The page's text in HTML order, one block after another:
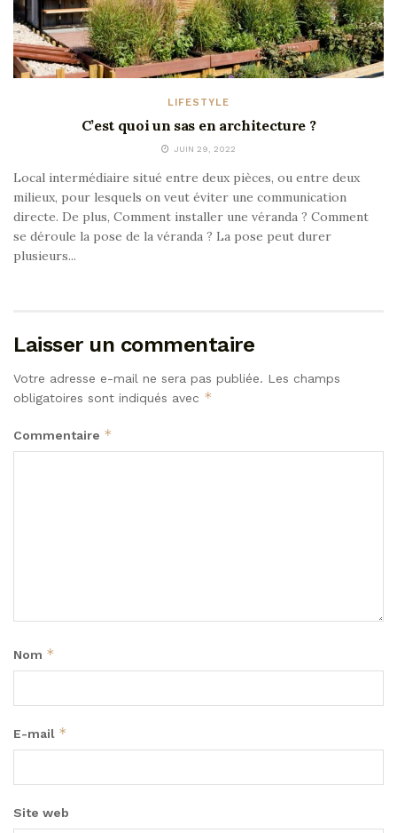
LIFESTYLE
C’est quoi un sas en architecture ?
JUIN 29, 2022
Local intermédiaire situé entre deux pièces, ou entre deux
milieux, pour lesquels on veut éviter une communication
directe. De plus, Comment installer une véranda ? Comment
se déroule la pose de la véranda ? La pose peut durer
plusieurs...
Laisser un commentaire
Votre adresse e-mail ne sera pas publiée. Les champs
obligatoires sont indiqués avec *
Commentaire *
Nom *
E-mail *
Site web